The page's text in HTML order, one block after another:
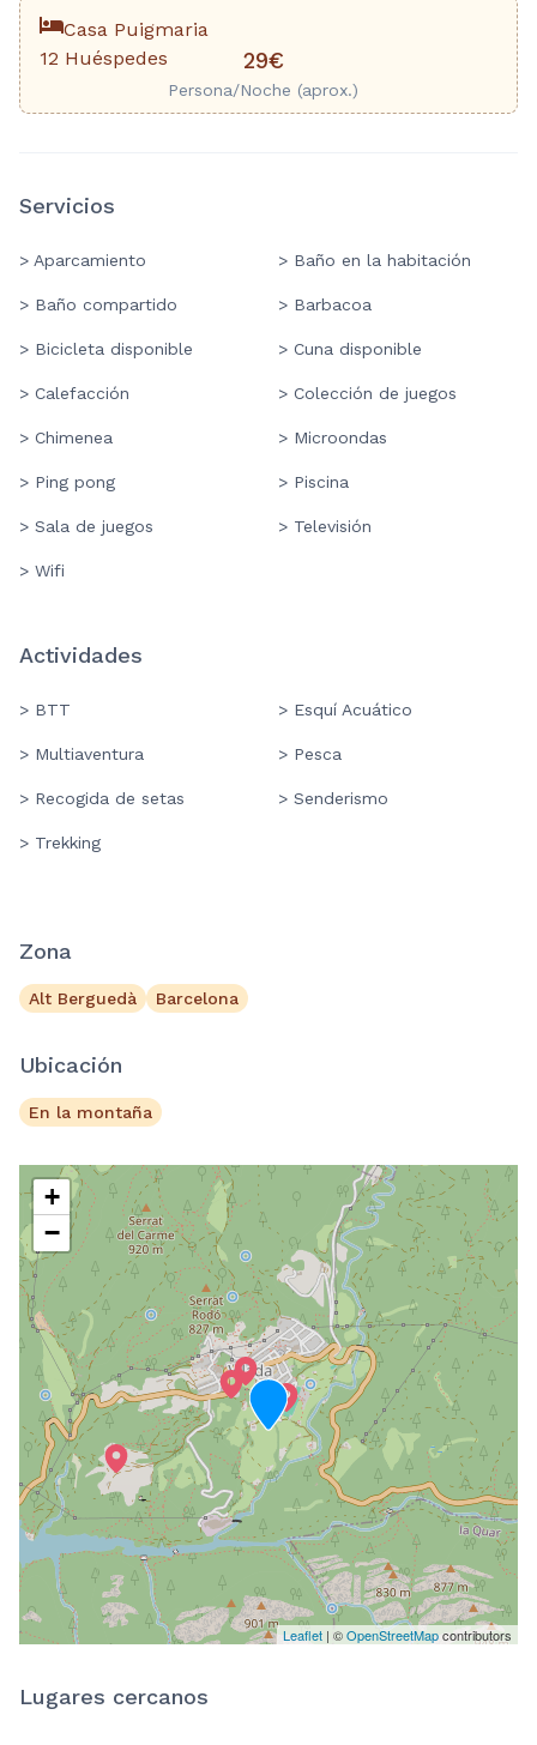
Casa Puigmaria
12 Huéspedes
29€
Persona/Noche (aprox.)
Servicios
> Aparcamiento > Baño en la habitación
> Baño compartido > Barbacoa
> Bicicleta disponible > Cuna disponible
> Calefacción > Colección de juegos
> Chimenea > Microondas
> Ping pong > Piscina
> Sala de juegos > Televisión
> Wifi
Actividades
> BTT > Esquí Acuático
> Multiaventura > Pesca
> Recogida de setas > Senderismo
> Trekking
Zona
Alt Berguedà Barcelona
Ubicación
En la montaña
+
−
Leaflet | ©OpenStreetMapcontributors
Lugares cercanos